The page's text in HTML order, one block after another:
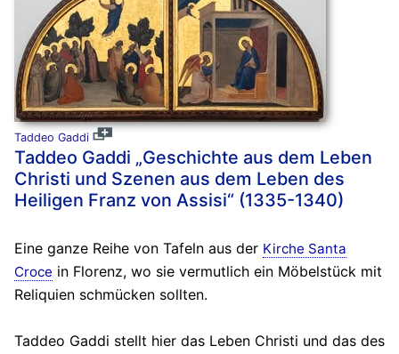
Taddeo Gaddi
Taddeo Gaddi „Geschichte aus dem Leben
Christi und Szenen aus dem Leben des
Heiligen Franz von Assisi“ (1335-1340)
Eine ganze Reihe von Tafeln aus der Kirche Santa
Croce in Florenz, wo sie vermutlich ein Möbelstück mit
Reliquien schmücken sollten.
Taddeo Gaddi stellt hier das Leben Christi und das des